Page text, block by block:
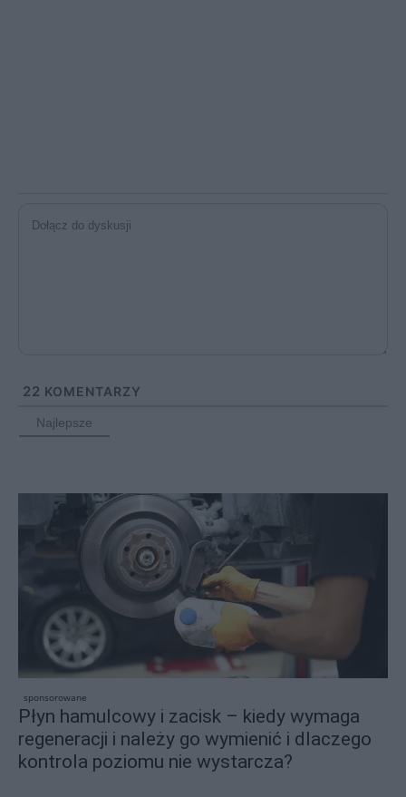
22 KOMENTARZY
Najlepsze
sponsorowane
Płyn hamulcowy i zacisk – kiedy wymaga
regeneracji i należy go wymienić i dlaczego
kontrola poziomu nie wystarcza?